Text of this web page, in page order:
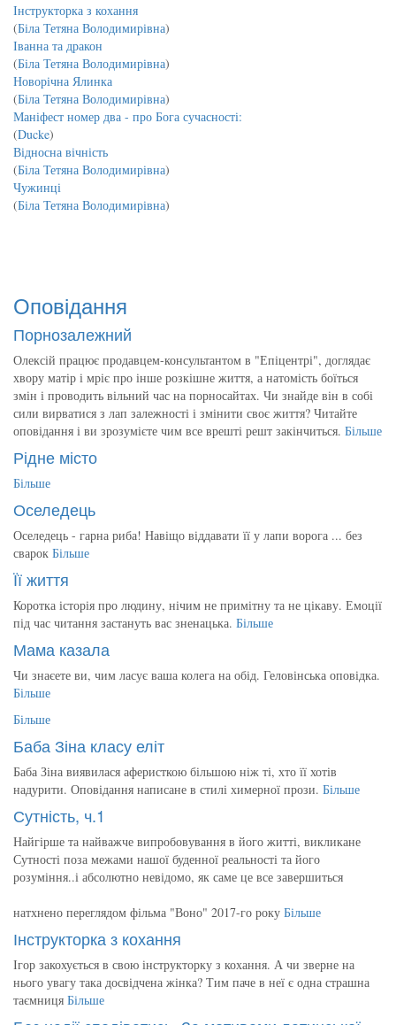
Інструкторка з кохання
(Біла Тетяна Володимирівна)
Іванна та дракон
(Біла Тетяна Володимирівна)
Новорічна Ялинка
(Біла Тетяна Володимирівна)
Маніфест номер два - про Бога сучасності:
(Ducke)
Відносна вічність
(Біла Тетяна Володимирівна)
Чужинці
(Біла Тетяна Володимирівна)
Оповідання
Порнозалежний
Олексій працює продавцем-консультантом в "Епіцентрі", доглядає
хвору матір і мріє про інше розкішне життя, а натомість боїться
змін і проводить вільний час на порносайтах. Чи знайде він в собі
сили вирватися з лап залежності і змінити своє життя? Читайте
оповідання і ви зрозумієте чим все врешті решт закінчиться. Більше
Рідне місто
Більше
Оселедець
Оселедець - гарна риба! Навіщо віддавати її у лапи ворога ... без
сварок Більше
Її життя
Коротка історія про людину, нічим не примітну та не цікаву. Емоції
під час читання застануть вас зненацька. Більше
Мама казала
Чи знаєете ви, чим ласує ваша колега на обід. Геловінська оповідка.
Більше
Більше
Баба Зіна класу еліт
Баба Зіна виявилася аферисткою більшою ніж ті, хто її хотів
надурити. Оповідання написане в стилі химерної прози. Більше
Сутність, ч.1
Найгірше та найважче випробовування в його житті, викликане
Сутності поза межами нашої буденної реальності та його
розуміння..і абсолютно невідомо, як саме це все завершиться
натхнено переглядом фільма "Воно" 2017-го року Більше
Інструкторка з кохання
Ігор закохується в свою інструкторку з кохання. А чи зверне на
нього увагу така досвідчена жінка? Тим паче в неї є одна страшна
таємниця Більше